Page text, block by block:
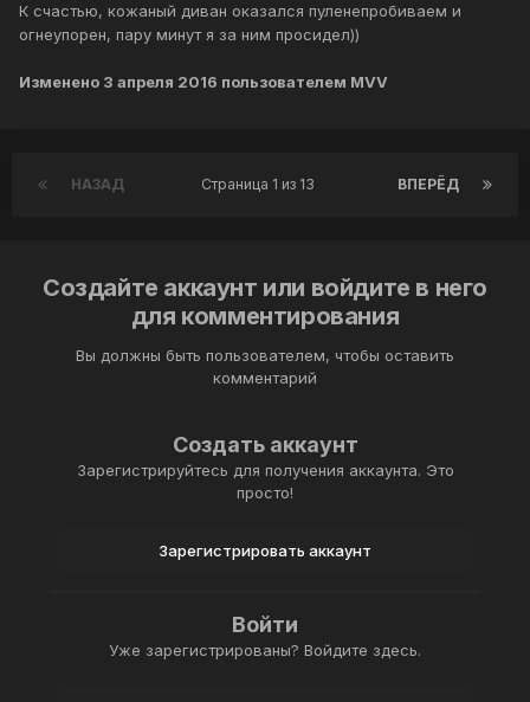
К счастью, кожаный диван оказался пуленепробиваем и
огнеупорен, пару минут я за ним просидел))
Изменено 3 апреля 2016 пользователем MVV
НАЗАД ВПЕРЁД
Страница 1 из 13
Создайте аккаунт или войдите в него
для комментирования
Вы должны быть пользователем, чтобы оставить
комментарий
Создать аккаунт
Зарегистрируйтесь для получения аккаунта. Это
просто!
Зарегистрировать аккаунт
Войти
Уже зарегистрированы? Войдите здесь.